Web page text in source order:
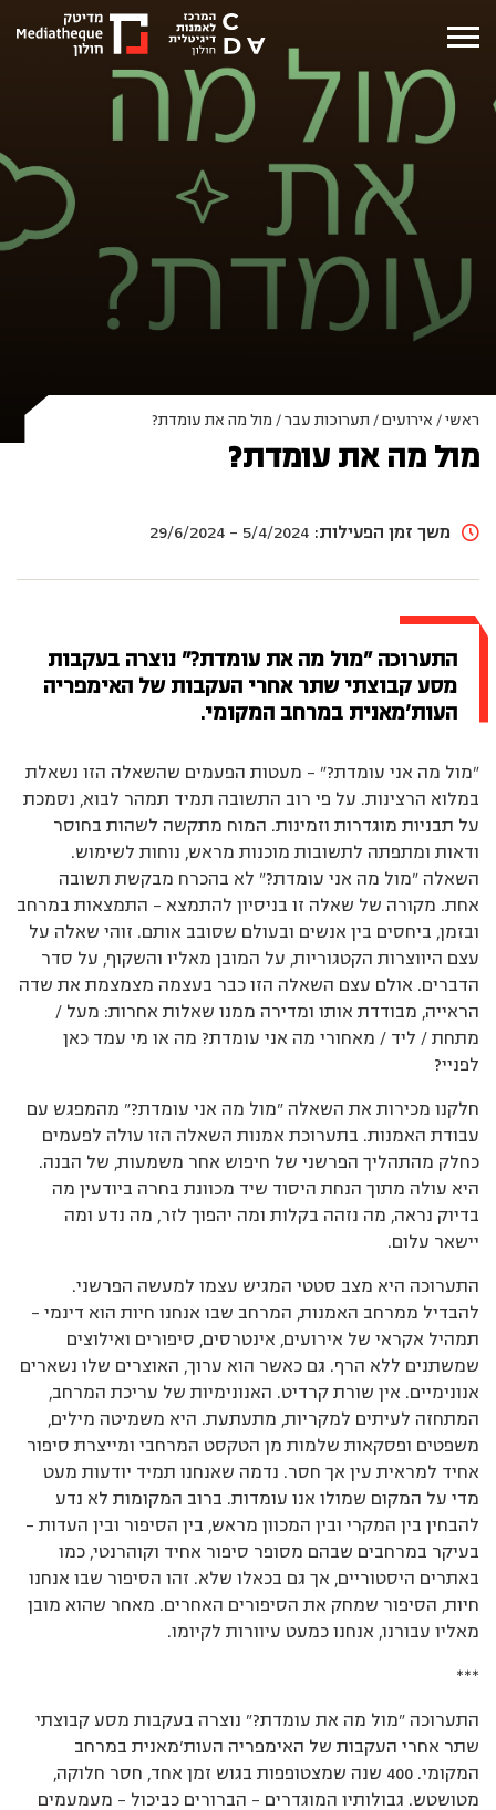
ראשי / אירועים / תערוכות עבר / מול מה את עומדת?
מול מה את עומדת?
משך זמן הפעילות: 5/4/2024 – 29/6/2024
התערוכה ״מול מה את עומדת?״ נוצרה בעקבות
מסע קבוצתי שתר אחרי העקבות של האימפריה
העות׳מאנית במרחב המקומי.
"מול מה אני עומדת?" – מעטות הפעמים שהשאלה הזו נשאלת
במלוא הרצינות. על פי רוב התשובה תמיד תמהר לבוא, נסמכת
על תבניות מוגדרות וזמינות. המוח מתקשה לשהות בחוסר
ודאות ומתפתה לתשובות מוכנות מראש, נוחות לשימוש.
השאלה "מול מה אני עומדת?" לא בהכרח מבקשת תשובה
אחת. מקורה של שאלה זו בניסיון להתמצא – התמצאות במרחב
ובזמן, ביחסים בין אנשים ובעולם שסובב אותם. זוהי שאלה על
עצם היווצרות הקטגוריות, על המובן מאליו והשקוף, על סדר
הדברים. אולם עצם השאלה הזו כבר בעצמה מצמצמת את שדה
הראייה, מבודדת אותו ומדירה ממנו שאלות אחרות: מעל /
מתחת / ליד / מאחורי מה אני עומדת? מה או מי עמד כאן
לפניי?
חלקנו מכירות את השאלה ״מול מה אני עומדת?״ מהמפגש עם
עבודת האמנות. בתערוכת אמנות השאלה הזו עולה לפעמים
כחלק מהתהליך הפרשני של חיפוש אחר משמעות, של הבנה.
היא עולה מתוך הנחת היסוד שיד מכוונת בחרה ביודעין מה
בדיוק נראה, מה נזהה בקלות ומה יהפוך לזר, מה נדע ומה
יישאר עלום.
התערוכה היא מצב סטטי המגיש עצמו למעשה הפרשני.
להבדיל ממרחב האמנות, המרחב שבו אנחנו חיות הוא דינמי –
תמהיל אקראי של אירועים, אינטרסים, סיפורים ואילוצים
שמשתנים ללא הרף. גם כאשר הוא ערוך, האוצרים שלו נשארים
אנונימיים. אין שורת קרדיט. האנונימיות של עריכת המרחב,
המתחזה לעיתים למקריות, מתעתעת. היא משמיטה מילים,
משפטים ופסקאות שלמות מן הטקסט המרחבי ומייצרת סיפור
אחיד למראית עין אך חסר. נדמה שאנחנו תמיד יודעות מעט
מדי על המקום שמולו אנו עומדות. ברוב המקומות לא נדע
להבחין בין המקרי ובין המכוון מראש, בין הסיפור ובין העדות –
בעיקר במרחבים שבהם מסופר סיפור אחיד וקוהרנטי, כמו
באתרים היסטוריים, אך גם בכאלו שלא. זהו הסיפור שבו אנחנו
חיות, הסיפור שמחק את הסיפורים האחרים. מאחר שהוא מובן
מאליו עבורנו, אנחנו כמעט עיוורות לקיומו.
***
התערוכה ״מול מה את עומדת?״ נוצרה בעקבות מסע קבוצתי
שתר אחרי העקבות של האימפריה העות׳מאנית במרחב
המקומי. 400 שנה שמצטופפות בגוש זמן אחד, חסר חלוקה,
מטושטש. גבולותיו המוגדרים – הברורים כביכול – מעמעמים